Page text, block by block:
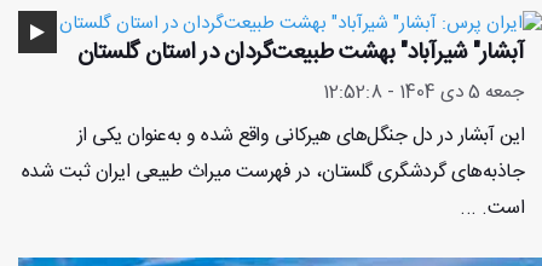
آبشار" شیرآباد" بهشت طبیعت‌گردان در استان گلستان
جمعه 5 دی 1404 - 12:52:8
این آبشار در دل جنگل‌های هیرکانی واقع شده و به‌عنوان یکی از
جاذبه‌های گردشگری گلستان، در فهرست میراث طبیعی ایران ثبت شده
است. ...